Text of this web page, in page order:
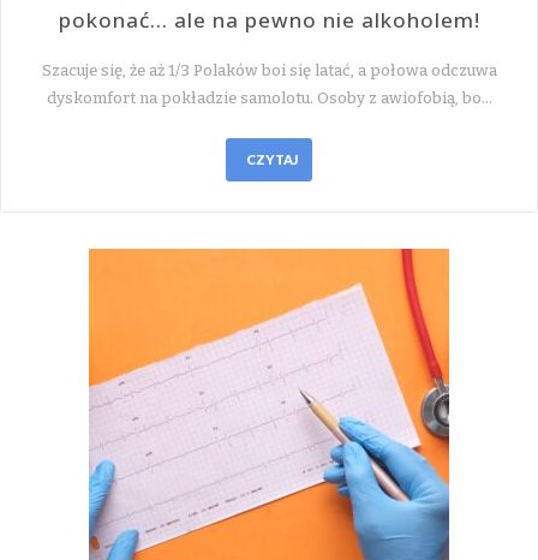
pokonać… ale na pewno nie alkoholem!
Szacuje się, że aż 1/3 Polaków boi się latać, a połowa odczuwa
dyskomfort na pokładzie samolotu. Osoby z awiofobią, bo…
CZYTAJ